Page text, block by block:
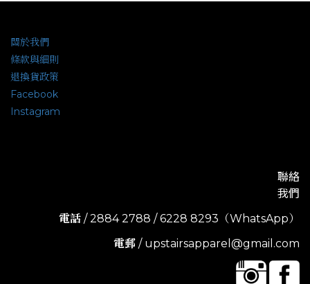
關於我們
條款與細則
退換貨政策
Facebook
Instagram
聯絡
我們
電話 / 2884 2788 / 6228 8293（WhatsApp）
電郵 / upstairsapparel@gmail.com